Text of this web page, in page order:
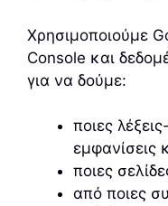
Χρησιμοποιούμε
Console και
για να δούμε:
ποιες
εμφανίσεις
ποιες
από ποιες